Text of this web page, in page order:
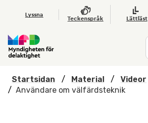
Hoppa till huvudmenyn
Lyssna
Teckenspråk Lättläst
Startsidan / Material /
Videor
/ Användare om välfärdsteknik